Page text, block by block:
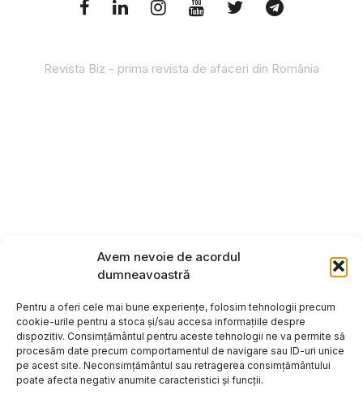
Avem nevoie de acordul
dumneavoastră
Pentru a oferi cele mai bune experiențe, folosim tehnologii precum
cookie-urile pentru a stoca și/sau accesa informațiile despre
dispozitiv. Consimțământul pentru aceste tehnologii ne va permite să
procesăm date precum comportamentul de navigare sau ID-uri unice
pe acest site. Neconsimțământul sau retragerea consimțământului
poate afecta negativ anumite caracteristici și funcții.
Revista Biz - prima revista de afaceri din România